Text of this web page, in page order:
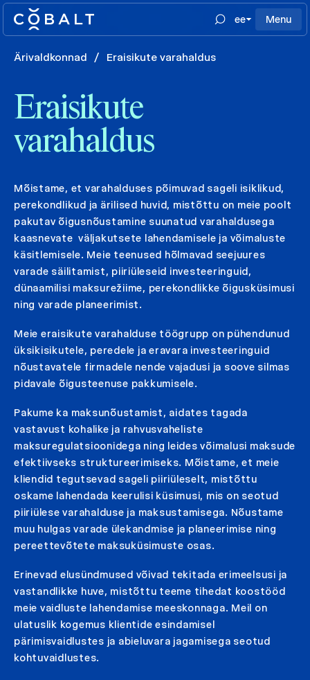
ee Menu
Ärivaldkonnad / Eraisikute varahaldus
Eraisikute
varahaldus
Mõistame, et varahalduses põimuvad sageli isiklikud,
perekondlikud ja ärilised huvid, mistõttu on meie poolt
pakutav õigusnõustamine suunatud varahaldusega
kaasnevate väljakutsete lahendamisele ja võimaluste
käsitlemisele. Meie teenused hõlmavad seejuures
varade säilitamist, piiriüleseid investeeringuid,
dünaamilisi maksurežiime, perekondlikke õigusküsimusi
ning varade planeerimist.
Meie eraisikute varahalduse töögrupp on pühendunud
üksikisikutele, peredele ja eravara investeeringuid
nõustavatele firmadele nende vajadusi ja soove silmas
pidavale õigusteenuse pakkumisele.
Pakume ka maksunõustamist, aidates tagada
vastavust kohalike ja rahvusvaheliste
maksuregulatsioonidega ning leides võimalusi maksude
efektiivseks struktureerimiseks. Mõistame, et meie
kliendid tegutsevad sageli piiriüleselt, mistõttu
oskame lahendada keerulisi küsimusi, mis on seotud
piiriülese varahalduse ja maksustamisega. Nõustame
muu hulgas varade ülekandmise ja planeerimise ning
pereettevõtete maksuküsimuste osas.
Erinevad elusündmused võivad tekitada erimeelsusi ja
vastandlikke huve, mistõttu teeme tihedat koostööd
meie vaidluste lahendamise meeskonnaga. Meil on
ulatuslik kogemus klientide esindamisel
pärimisvaidlustes ja abieluvara jagamisega seotud
kohtuvaidlustes.